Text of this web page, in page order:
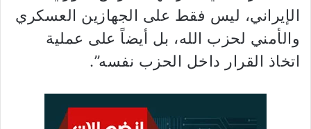
الإيراني، ليس فقط على الجهازين العسكري
والأمني لحزب الله، بل أيضاً على عملية
اتخاذ القرار داخل الحزب نفسه”.